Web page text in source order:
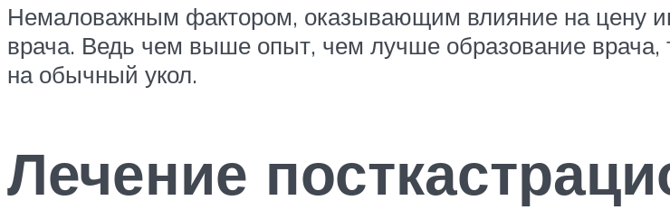
Немаловажным фактором, оказывающим влияние на цену
врача. Ведь чем выше опыт, чем лучше образование
на обычный укол.
Лечение